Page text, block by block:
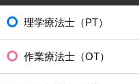
理学療法士（PT）
作業療法士（OT）